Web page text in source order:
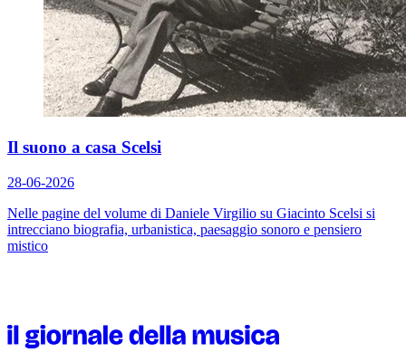
Il suono a casa Scelsi
28-06-2026
Nelle pagine del volume di Daniele Virgilio su Giacinto Scelsi si
intrecciano biografia, urbanistica, paesaggio sonoro e pensiero
mistico